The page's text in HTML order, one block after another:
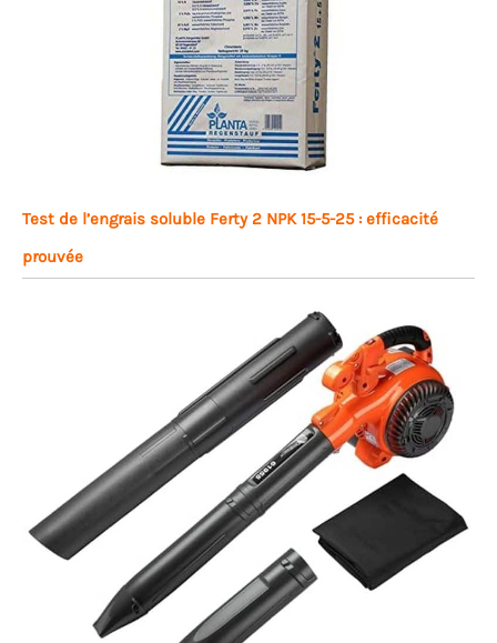
Test de l’engrais soluble Ferty 2 NPK 15-5-25 : efficacité
prouvée